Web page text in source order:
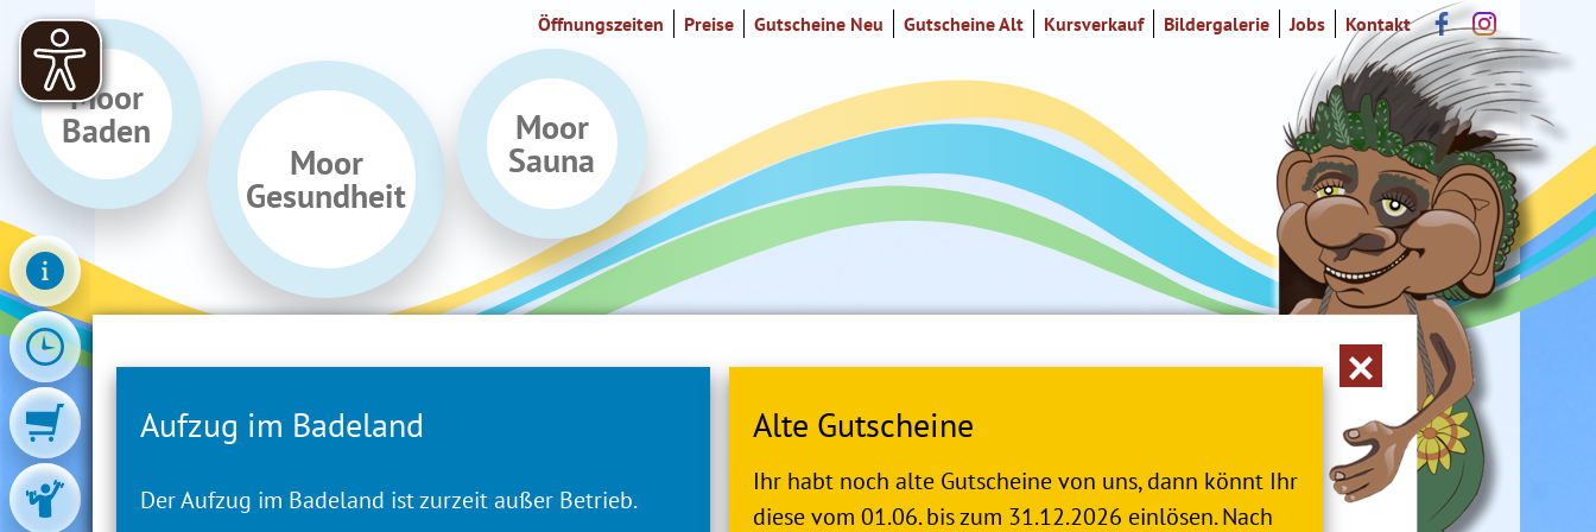
Öffnungszeiten Preise Gutscheine Neu Gutscheine Alt Kursverkauf Bildergalerie Jobs Kontakt
Moor
Baden
Moor
Gesundheit
Moor
Sauna
Aufzug im Badeland
Der Aufzug im Badeland ist zurzeit außer Betrieb.
Alte Gutscheine
Ihr habt noch alte Gutscheine von uns, dann könnt Ihr
diese vom 01.06. bis zum 31.12.2026 einlösen. Nach
Öffnungszeiten